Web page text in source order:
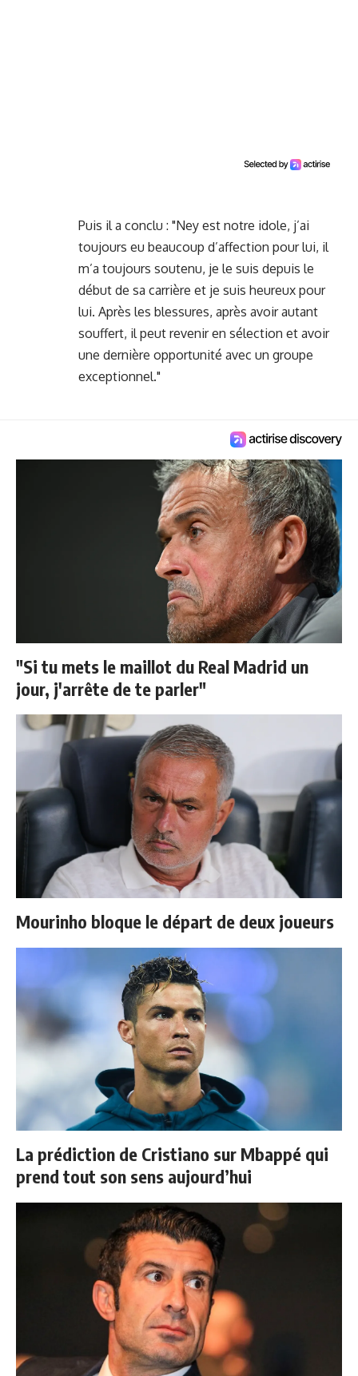
Puis il a conclu : "Ney est notre idole, j’ai
toujours eu beaucoup d’affection pour lui, il
m’a toujours soutenu, je le suis depuis le
début de sa carrière et je suis heureux pour
lui. Après les blessures, après avoir autant
souffert, il peut revenir en sélection et avoir
une dernière opportunité avec un groupe
exceptionnel."
"Si tu mets le maillot du Real Madrid un
jour, j'arrête de te parler"
Mourinho bloque le départ de deux joueurs
La prédiction de Cristiano sur Mbappé qui
prend tout son sens aujourd’hui